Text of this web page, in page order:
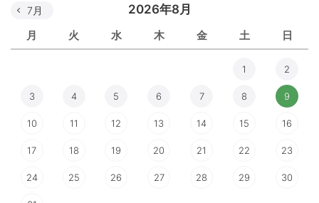
2026年8月
月 火 水 木 金 土 日
7月
1 2
3 4 5 6 7 8 9
10 11 12 13 14 15 16
17 18 19 20 21 22 23
24 25 26 27 28 29 30